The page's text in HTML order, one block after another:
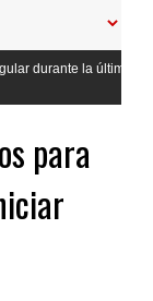
la última
para